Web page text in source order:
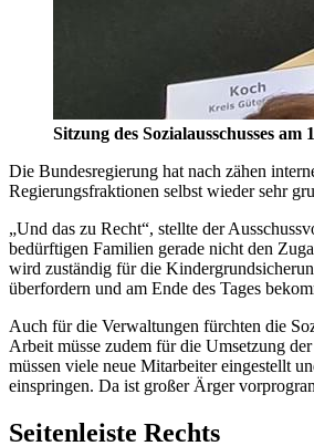
Sitzung des Sozialausschusses am
Die Bundesregierung hat nach zähen
Regierungsfraktionen selbst wieder sehr
„Und das zu Recht“, stellte der
bedürftigen Familien gerade nicht den
wird zuständig für die
überfordern und am Ende des Tages
Auch für die Verwaltungen fürchten die
Arbeit müsse zudem für die Umsetzung
müssen viele neue Mitarbeiter eingestellt
einspringen. Da ist großer Ärger
Seitenleiste Rechts